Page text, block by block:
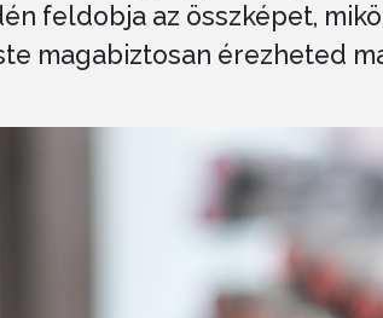
feldobja az összképet,
magabiztosan érezheted